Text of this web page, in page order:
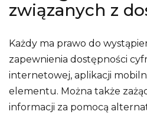
związanych z
Każdy ma prawo do
zapewnienia dostępności
internetowej, aplikacji
elementu. Można także
informacji za pomocą